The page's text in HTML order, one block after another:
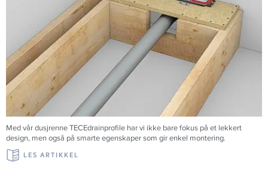
Med vår dusjrenneTECEdrainprofile har vi ikke bare fokus på et lekkert
design, men også på smarte egenskaper som gir enkel montering.
LES ARTIKKEL